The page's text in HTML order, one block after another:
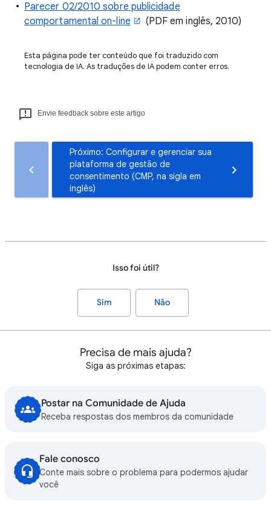
Parecer 02/2010 sobre publicidade
comportamental on-line
(PDF em inglês, 2010)
Esta página pode ter conteúdo que foi traduzido com
tecnologia de IA. As traduções de IA podem conter erros.
Envie feedback sobre este artigo
Próximo: Configurar e gerenciar sua
plataforma de gestão de
consentimento (CMP, na sigla em
inglês)
Isso foi útil?
Sim Não
Precisa de mais ajuda?
Siga as próximas etapas:
Postar na Comunidade de Ajuda
Receba respostas dos membros da comunidade
Fale conosco
Conte mais sobre o problema para podermos ajudar
você